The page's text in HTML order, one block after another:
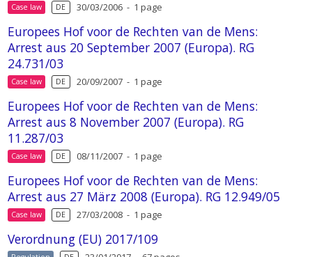
Case law DE 30/03/2006 - 1 page
Europees Hof voor de Rechten van de Mens:
Arrest aus 20 September 2007 (Europa). RG
24.731/03
Case law DE 20/09/2007 - 1 page
Europees Hof voor de Rechten van de Mens:
Arrest aus 8 November 2007 (Europa). RG
11.287/03
Case law DE 08/11/2007 - 1 page
Europees Hof voor de Rechten van de Mens:
Arrest aus 27 März 2008 (Europa). RG 12.949/05
Case law DE 27/03/2008 - 1 page
Verordnung (EU) 2017/109